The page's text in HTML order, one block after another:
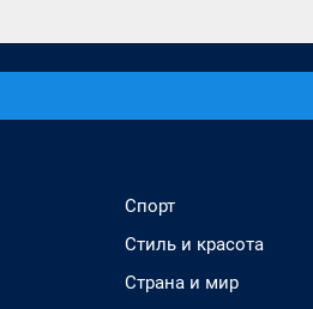
Спорт
Стиль и красота
Страна и мир